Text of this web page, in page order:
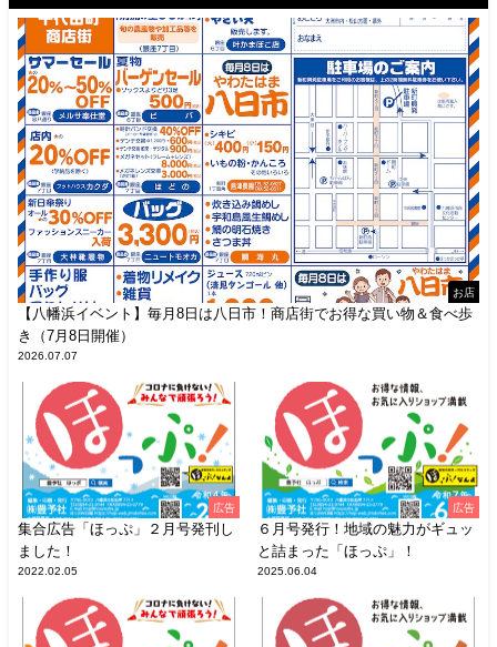
お店
【八幡浜イベント】毎月8日は八日市！商店街でお得な買い物＆食べ歩
き（7月8日開催）
2026.07.07
広告
集合広告「ほっぷ」２月号発刊し
ました！
2022.02.05
広告
６月号発行！地域の魅力がギュッ
と詰まった「ほっぷ」！
2025.06.04